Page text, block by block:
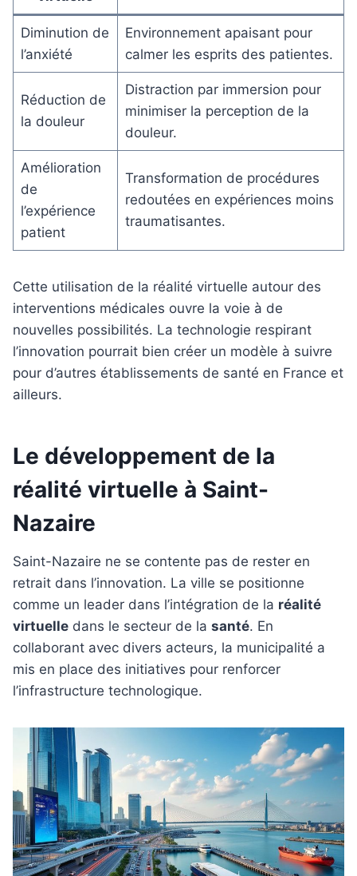
Diminution de
l’anxiété
Environnement apaisant pour
calmer les esprits des patientes.
Réduction de
la douleur
Distraction par immersion pour
minimiser la perception de la
douleur.
Amélioration
de
l’expérience
patient
Transformation de procédures
redoutées en expériences moins
traumatisantes.
Cette utilisation de la réalité virtuelle autour des
interventions médicales ouvre la voie à de
nouvelles possibilités. La technologie respirant
l’innovation pourrait bien créer un modèle à suivre
pour d’autres établissements de santé en France et
ailleurs.
Le développement de la
réalité virtuelle à Saint-
Nazaire
Saint-Nazaire ne se contente pas de rester en
retrait dans l’innovation. La ville se positionne
comme un leader dans l’intégration de la réalité
virtuelle dans le secteur de la santé. En
collaborant avec divers acteurs, la municipalité a
mis en place des initiatives pour renforcer
l’infrastructure technologique.